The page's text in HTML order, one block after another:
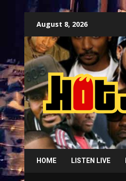
content
August 8, 2026
HOME LISTEN LIVE